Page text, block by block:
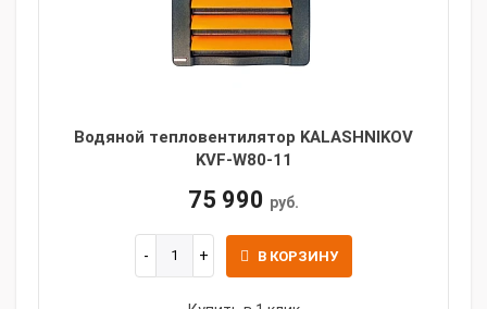
Водяной тепловентилятор KALASHNIKOV
KVF-W80-11
75 990 руб.
В КОРЗИНУ